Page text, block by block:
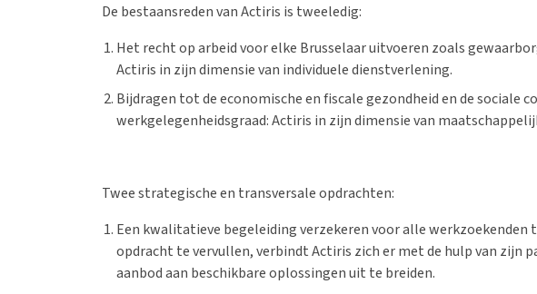
De bestaansreden van Actiris is tweeledig:
Het recht op arbeid voor elke Brusselaar uitvoeren zoals
Actiris in zijn dimensie van individuele dienstverlening.
Bijdragen tot de economische en fiscale gezondheid en de sociale
werkgelegenheidsgraad: Actiris in zijn dimensie van
Twee strategische en transversale opdrachten:
Een kwalitatieve begeleiding verzekeren voor alle
opdracht te vervullen, verbindt Actiris zich er met de hulp van zijn
aanbod aan beschikbare oplossingen uit te breiden.